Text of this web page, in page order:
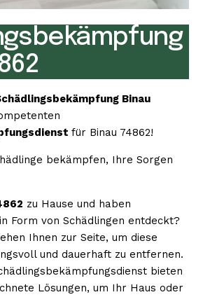
Binau
für Binau 74862!
bekämpfen, Ihre Sorgen
zu Hause und haben
Form von Schädlingen entdeckt?
Ihnen zur Seite, um diese
und dauerhaft zu entfernen.
bieten
Lösungen, um Ihr Haus oder